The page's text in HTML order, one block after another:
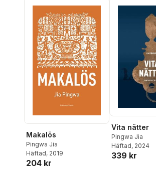
Makalös
Pingwa Jia
Häftad, 2019
204 kr
Vita nätter
Pingwa Jia
Häftad, 2024
339 kr